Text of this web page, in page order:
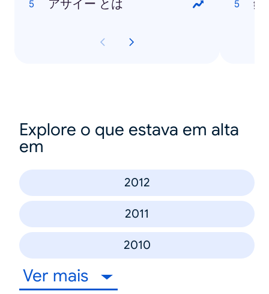
アサイー とは
鏡
Explore o que estava em alta
em
2012
2011
2010
Ver mais